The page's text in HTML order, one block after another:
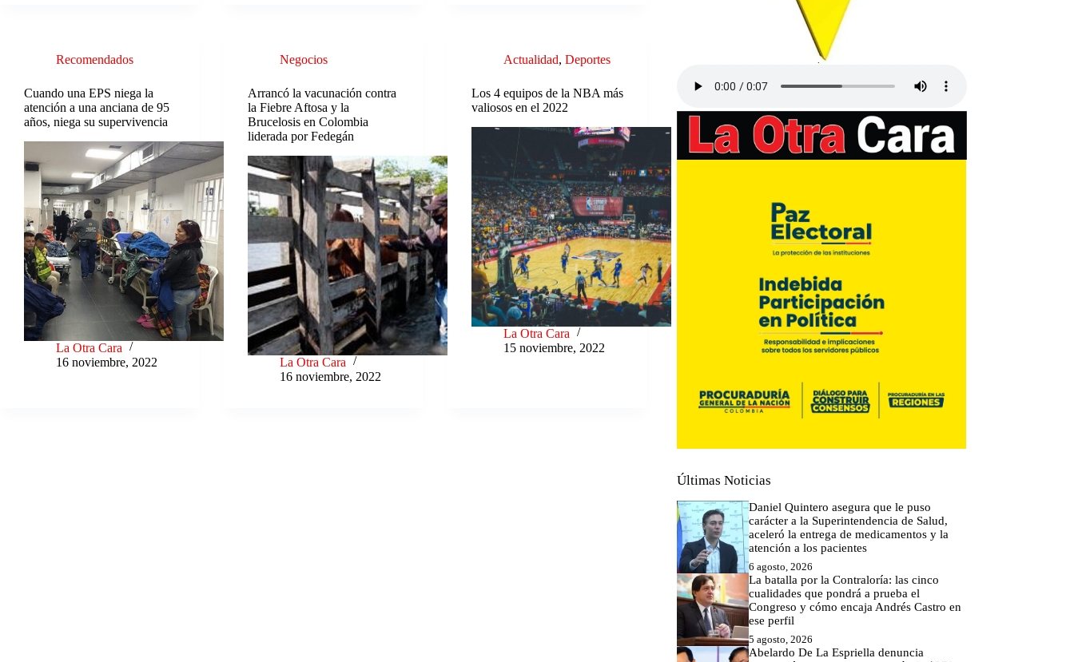
Recomendados
Cuando una EPS niega la
atención a una anciana de 95
años, niega su supervivencia
La Otra Cara
16 noviembre, 2022
Negocios
Arrancó la vacunación contra
la Fiebre Aftosa y la
Brucelosis en Colombia
liderada por Fedegán
La Otra Cara
16 noviembre, 2022
Actualidad,Deportes
Los 4 equipos de la NBA más
valiosos en el 2022
La Otra Cara
15 noviembre, 2022
Últimas Noticias
Daniel Quintero asegura que le puso
carácter a la Superintendencia de Salud,
aceleró la entrega de medicamentos y la
atención a los pacientes
6 agosto, 2026
La batalla por la Contraloría: las cinco
cualidades que pondrá a prueba el
Congreso y cómo encaja Andrés Castro en
ese perfil
5 agosto, 2026
Abelardo De La Espriella denuncia